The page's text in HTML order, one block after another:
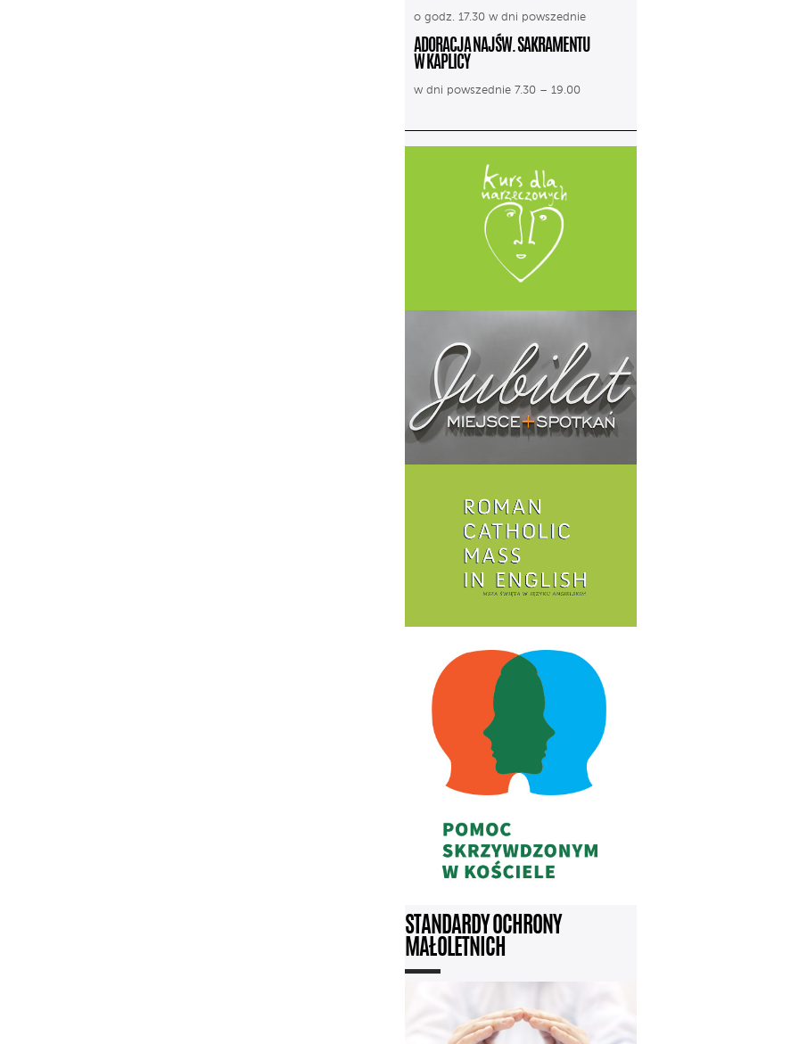
o godz. 17.30 w dni powszednie
ADORACJA NAJŚW. SAKRAMENTU
W KAPLICY
w dni powszednie 7.30 – 19.00
STANDARDY OCHRONY
MAŁOLETNICH